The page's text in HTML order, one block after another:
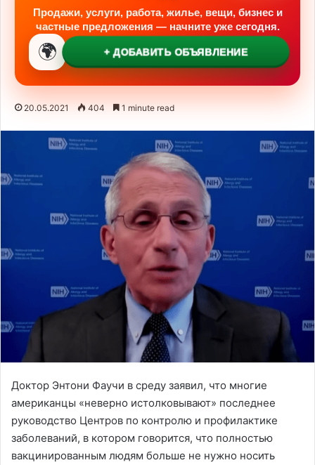
Продажи, услуги, работа, жилье, вещи, бизнес и
частные предложения — начните уже сегодня.
🌍 + ДОБАВИТЬ ОБЪЯВЛЕНИЕ
20.05.2021 404 1 minute read
Доктор Энтони Фаучи в среду заявил, что многие
американцы «неверно истолковывают» последнее
руководство Центров по контролю и профилактике
заболеваний, в котором говорится, что полностью
вакцинированным людям больше не нужно носить